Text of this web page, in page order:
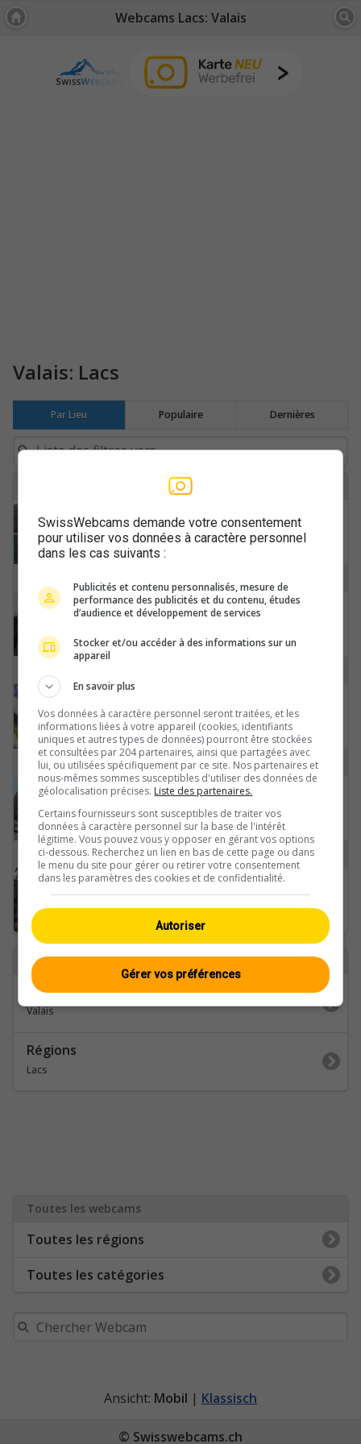
Webcams Lacs: Valais
Valais: Lacs
Par Lieu Populaire Dernières
Ayent: Anzère - Lac de Tseuzier
Hérémence: Barrage - Grande Dixence
Saas-Almagell: Staudamm Mattmark
Täsch
Retour à
Catégories
Valais
Régions
Lacs
Toutes les webcams
Toutes les régions
Toutes les catégories
Ansicht: Mobil | Klassisch
© Swisswebcams.ch
SwissWebcams demande votre consentement
pour utiliser vos données à caractère personnel
dans les cas suivants :
Publicités et contenu personnalisés, mesure de
performance des publicités et du contenu, études
d’audience et développement de services
Stocker et/ou accéder à des informations sur un
appareil
En savoir plus
Vos données à caractère personnel seront traitées, et les
informations liées à votre appareil (cookies, identifiants
uniques et autres types de données) pourront être stockées
et consultées par 204 partenaires, ainsi que partagées avec
lui, ou utilisées spécifiquement par ce site. Nos partenaires et
nous-mêmes sommes susceptibles d'utiliser des données de
géolocalisation précises. Liste des partenaires.
Certains fournisseurs sont susceptibles de traiter vos
données à caractère personnel sur la base de l'intérêt
légitime. Vous pouvez vous y opposer en gérant vos options
ci-dessous. Recherchez un lien en bas de cette page ou dans
le menu du site pour gérer ou retirer votre consentement
dans les paramètres des cookies et de confidentialité.
Autoriser
Gérer vos préférences